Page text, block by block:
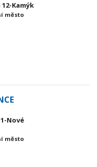
12-Kamýk
město
Nové
město